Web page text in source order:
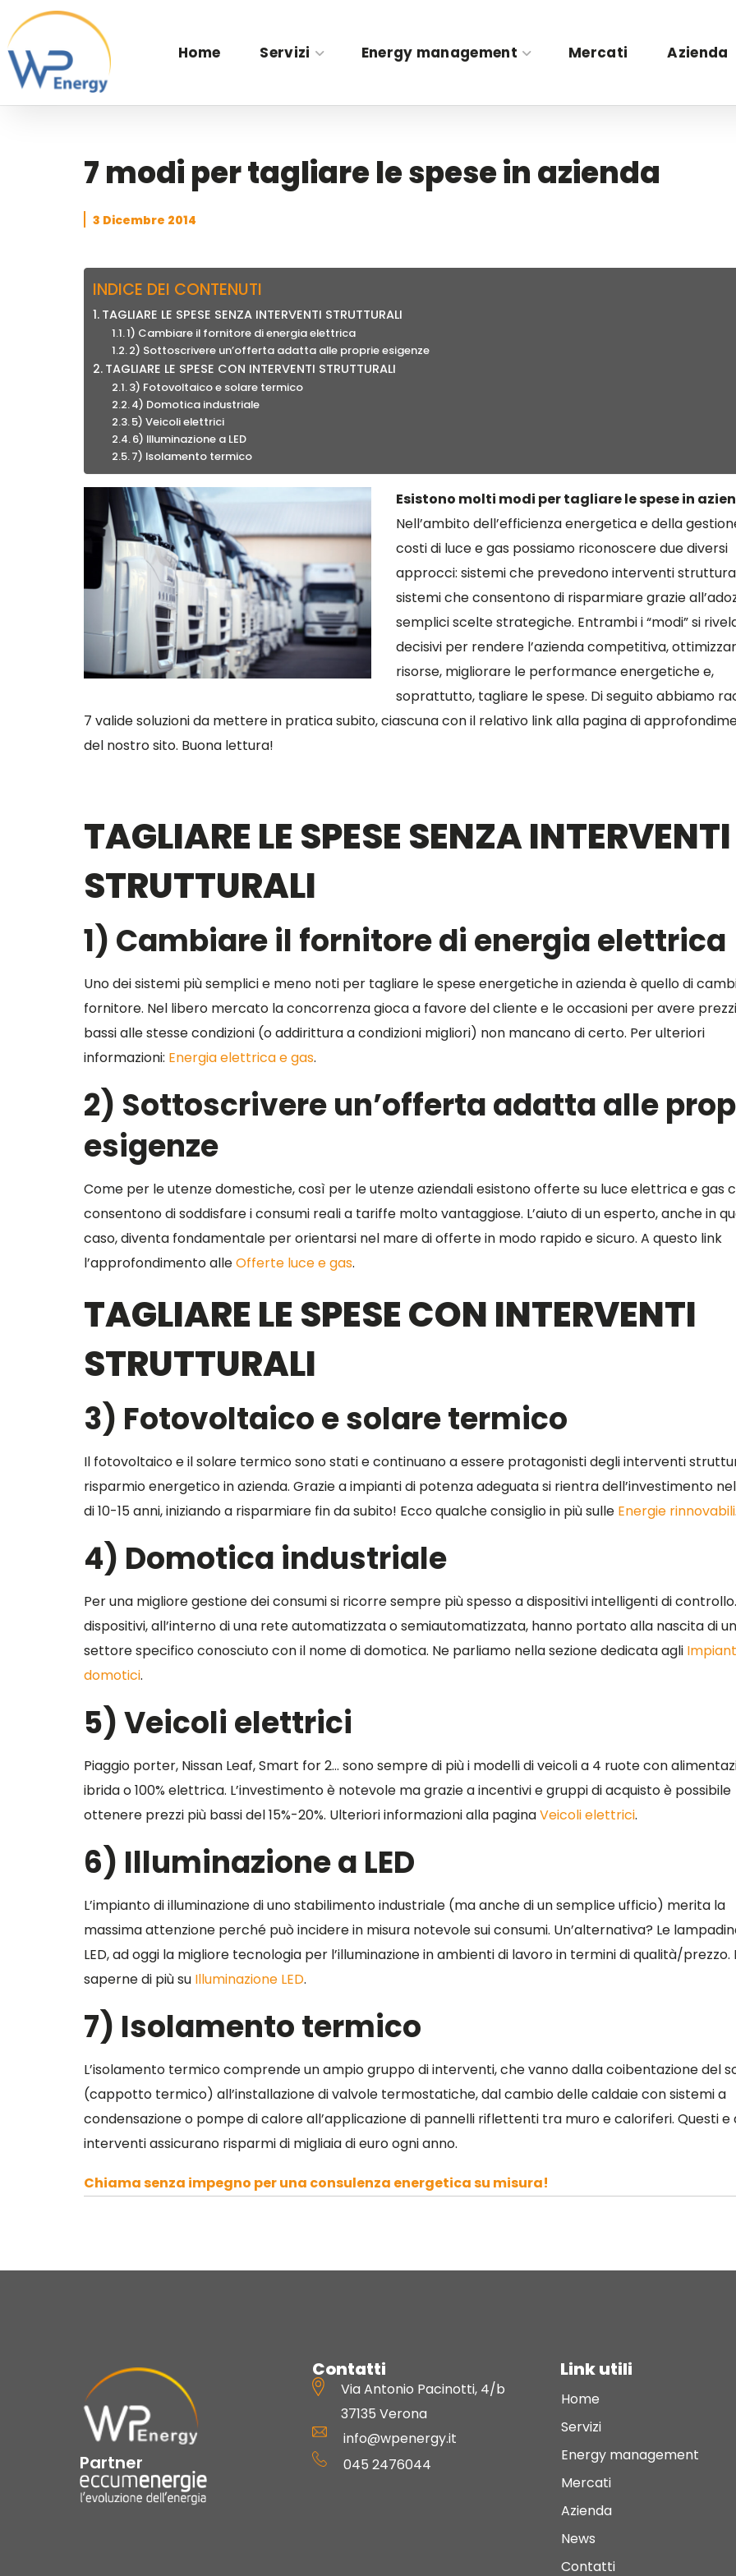
Home Servizi Energy management Mercati Azienda
7 modi per tagliare le spese in azienda
3 Dicembre 2014
INDICE DEI CONTENUTI
TAGLIARE LE SPESE SENZA INTERVENTI STRUTTURALI
1) Cambiare il fornitore di energia elettrica
2) Sottoscrivere un’offerta adatta alle proprie esigenze
TAGLIARE LE SPESE CON INTERVENTI STRUTTURALI
3) Fotovoltaico e solare termico
4) Domotica industriale
5) Veicoli elettrici
6) Illuminazione a LED
7) Isolamento termico
Esistono molti modi per tagliare le spese in
Nell’ambito dell’efficienza energetica e della
costi di luce e gas possiamo riconoscere due diversi
approcci: sistemi che prevedono interventi
sistemi che consentono di risparmiare grazie
semplici scelte strategiche. Entrambi i “modi” si
decisivi per rendere l’azienda competitiva,
risorse, migliorare le performance energetiche e,
soprattutto, tagliare le spese. Di seguito abbiamo
7 valide soluzioni da mettere in pratica subito, ciascuna con il relativo link alla pagina di
del nostro sito. Buona lettura!
TAGLIARE LE SPESE SENZA INTERVENTI
STRUTTURALI
1) Cambiare il fornitore di energia elettrica
Uno dei sistemi più semplici e meno noti per tagliare le spese energetiche in azienda è quello di
fornitore. Nel libero mercato la concorrenza gioca a favore del cliente e le occasioni per avere
bassi alle stesse condizioni (o addirittura a condizioni migliori) non mancano di certo. Per ulteriori
informazioni: Energia elettrica e gas.
2) Sottoscrivere un’offerta adatta alle
esigenze
Come per le utenze domestiche, così per le utenze aziendali esistono offerte su luce elettrica e gas
consentono di soddisfare i consumi reali a tariffe molto vantaggiose. L’aiuto di un esperto, anche in
caso, diventa fondamentale per orientarsi nel mare di offerte in modo rapido e sicuro. A questo link
l’approfondimento alleOfferte luce e gas.
TAGLIARE LE SPESE CON INTERVENTI
STRUTTURALI
3) Fotovoltaico e solare termico
Il fotovoltaico e il solare termico sono stati e continuano a essere protagonisti degli interventi
risparmio energetico in azienda. Grazie a impianti di potenza adeguata si rientra dell’investimento
di 10-15 anni, iniziando a risparmiare fin da subito! Ecco qualche consiglio in più sulle Energie rinnovabili.
4) Domotica industriale
Per una migliore gestione dei consumi si ricorre sempre più spesso a dispositivi intelligenti di
dispositivi, all’interno di una rete automatizzata o semiautomatizzata, hanno portato alla nascita di un
settore specifico conosciuto con il nome di domotica. Ne parliamo nella sezione dedicata agli
domotici.
5) Veicoli elettrici
Piaggio porter, Nissan Leaf, Smart for 2… sono sempre di più i modelli di veicoli a 4 ruote con
ibrida o 100% elettrica. L’investimento è notevole ma grazie a incentivi e gruppi di acquisto è possibile
ottenere prezzi più bassi del 15%-20%. Ulteriori informazioni alla paginaVeicoli elettrici.
6) Illuminazione a LED
L’impianto di illuminazione di uno stabilimento industriale (ma anche di un semplice ufficio) merita la
massima attenzione perché può incidere in misura notevole sui consumi. Un’alternativa? Le
LED, ad oggi la migliore tecnologia per l’illuminazione in ambienti di lavoro in termini di qualità/prezzo.
saperne di più su Illuminazione LED.
7) Isolamento termico
L’isolamento termico comprende un ampio gruppo di interventi, che vanno dalla coibentazione del
(cappotto termico) all’installazione di valvole termostatiche, dal cambio delle caldaie con sistemi a
condensazione o pompe di calore all’applicazione di pannelli riflettenti tra muro e caloriferi. Questi e
interventi assicurano risparmi di migliaia di euro ogni anno.
Chiama senza impegno per una consulenza energetica su misura!
Partner
Contatti
Via Antonio Pacinotti, 4/b
37135 Verona
info@wpenergy.it
045 2476044
Link utili
Home
Servizi
Energy management
Mercati
Azienda
News
Contatti